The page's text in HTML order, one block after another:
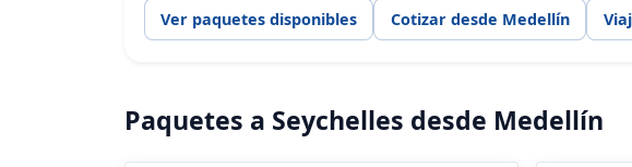
Ver paquetes disponibles Cotizar desde Medellín
Paquetes a Seychelles desde Medellín